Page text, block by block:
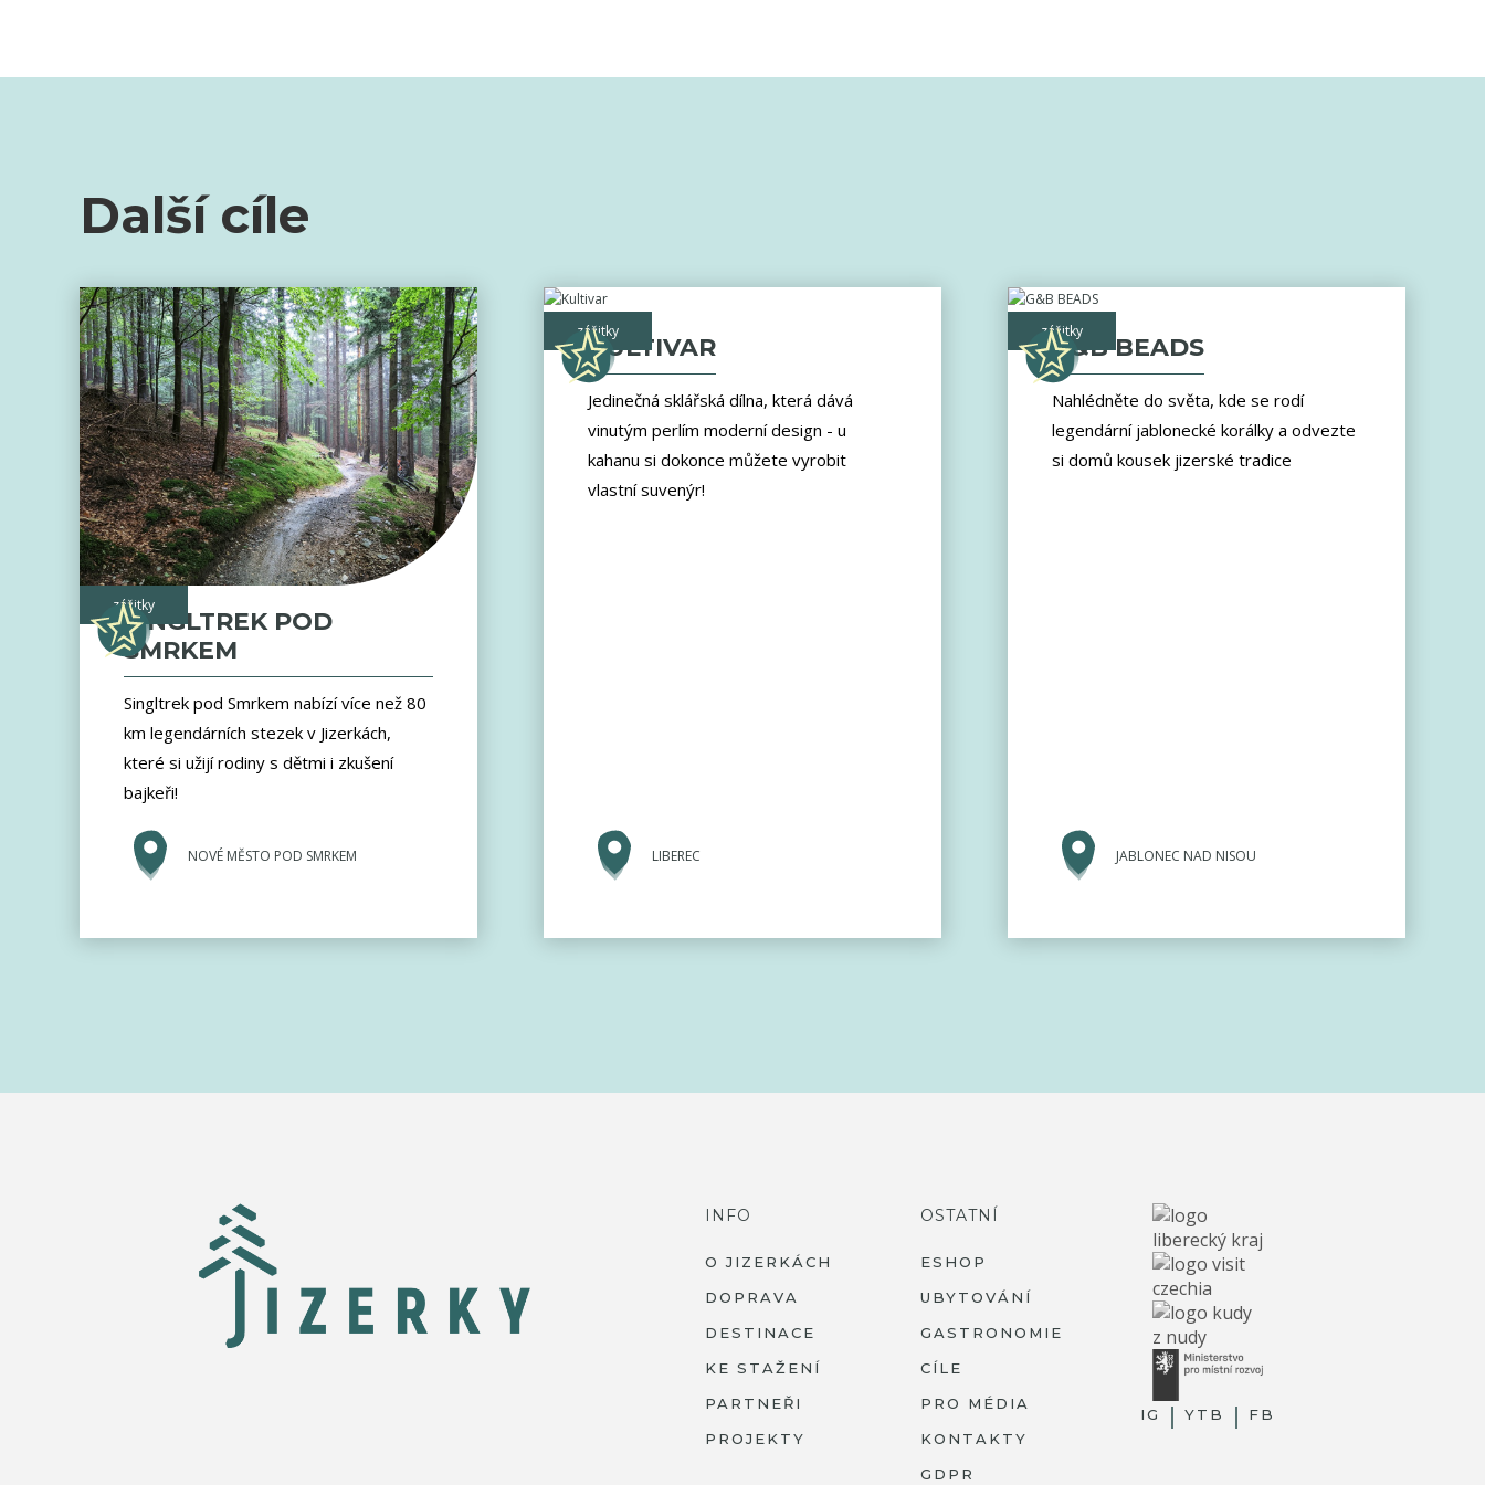
Další cíle
zážitky
SINGLTREK POD
SMRKEM
Singltrek pod Smrkem nabízí více než 80
km legendárních stezek v Jizerkách,
které si užijí rodiny s dětmi i zkušení
bajkeři!
NOVÉ MĚSTO POD SMRKEM
zážitky
KULTIVAR
Jedinečná sklářská dílna, která dává
vinutým perlím moderní design - u
kahanu si dokonce můžete vyrobit
vlastní suvenýr!
LIBEREC
zážitky
G&B BEADS
Nahlédněte do světa, kde se rodí
legendární jablonecké korálky a odvezte
si domů kousek jizerské tradice
JABLONEC NAD NISOU
INFO
O JIZERKÁCH
DOPRAVA
DESTINACE
KE STAŽENÍ
PARTNEŘI
PROJEKTY
OSTATNÍ
ESHOP
UBYTOVÁNÍ
GASTRONOMIE
CÍLE
PRO MÉDIA
KONTAKTY
GDPR
IG YTB FB